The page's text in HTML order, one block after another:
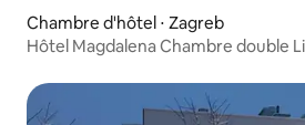
Chambre d'hôtel ⋅ Zagreb
Hôtel Magdalena Chambre double